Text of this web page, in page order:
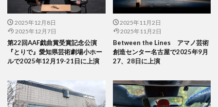
2025年12月8日
2025年12月7日
第22回AAF戯曲賞受賞記念公演
『とりで』愛知県芸術劇場小ホー
ルで2025年12月19-21日に上演
2025年11月2日
2025年11月2日
Between the Lines アマノ芸術
創造センター名古屋で2025年9月
27、28日に上演